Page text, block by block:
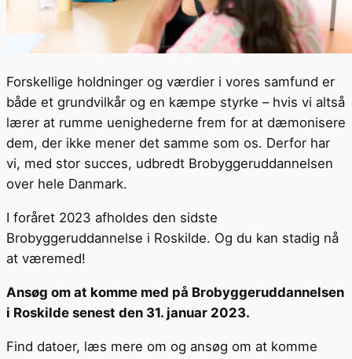
Forskellige holdninger og værdier i vores samfund er
både et grundvilkår og en kæmpe styrke – hvis vi altså
lærer at rumme uenighederne frem for at dæmonisere
dem, der ikke mener det samme som os. Derfor har
vi, med stor succes, udbredt Brobyggeruddannelsen
over hele Danmark.
I foråret 2023 afholdes den sidste
Brobyggeruddannelse i Roskilde. Og du kan stadig nå
at væremed!
Ansøg om at komme med på Brobyggeruddannelsen
i Roskilde senest den 31. januar 2023.
Find datoer, læs mere om og ansøg om at komme